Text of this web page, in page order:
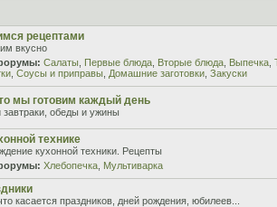
рецептами
вкусно
Салаты Первые блюда Вторые блюда Выпечка
Соусы и приправы Домашние заготовки Закуски
мы готовим каждый день
обеды и ужины
технике
кухонной техники. Рецепты
Хлебопечка Мультиварка
касается праздников, дней рождения, юбилеев...